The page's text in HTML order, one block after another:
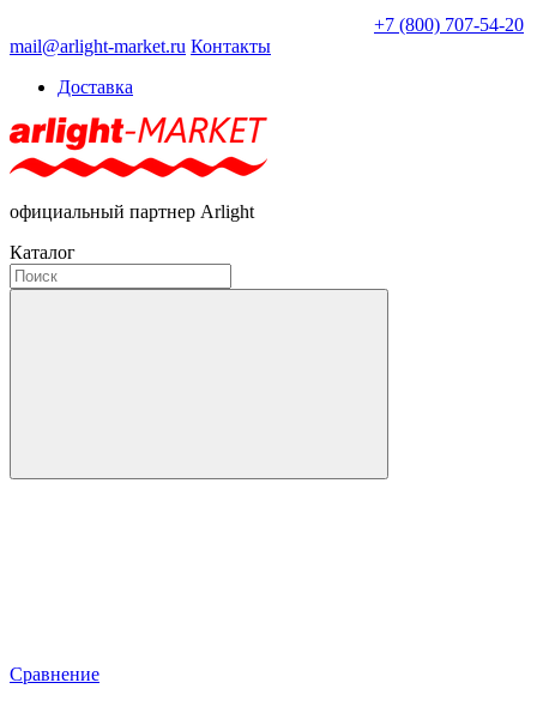
+7 (800) 707-54-20
mail@arlight-market.ru Контакты
Доставка
официальный партнер Arlight
Каталог
Сравнение